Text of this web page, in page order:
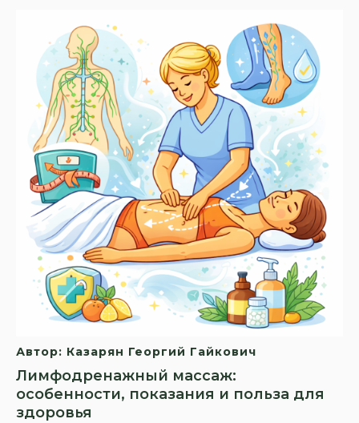
Автор: Казарян Георгий Гайкович
Лимфодренажный массаж:
особенности, показания и польза для
здоровья